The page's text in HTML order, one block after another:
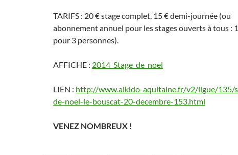
TARIFS : 20 € stage complet, 15 € demi-journée (ou
abonnement annuel pour les stages ouverts à tous :
pour 3 personnes).
AFFICHE : 2014_Stage_de_noel
LIEN : http://www.aikido-aquitaine.fr/v2/ligue/135/
de-noel-le-bouscat-20-decembre-153.html
VENEZ NOMBREUX !